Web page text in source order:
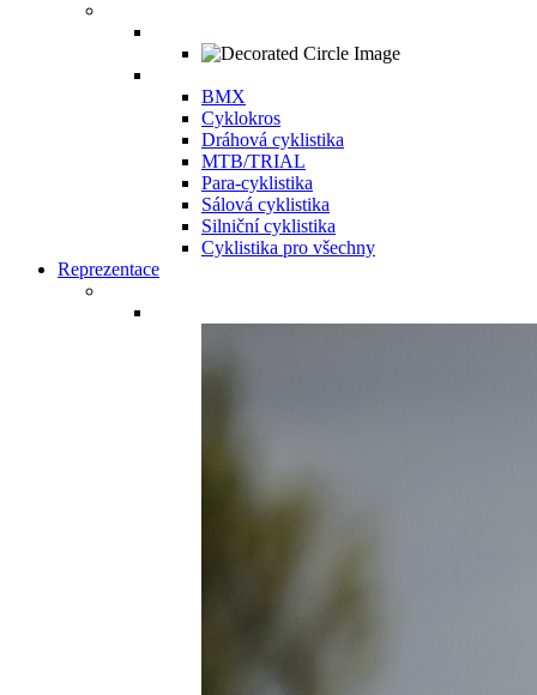
BMX
Cyklokros
Dráhová cyklistika
MTB/TRIAL
Para-cyklistika
Sálová cyklistika
Silniční cyklistika
Cyklistika pro všechny
Reprezentace